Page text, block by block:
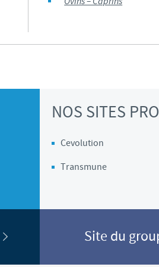
conséquence, les informations disponibles
pertinente à l'usage dans votre pays.
NOS SITES
Cevolution
Transmune
Site du